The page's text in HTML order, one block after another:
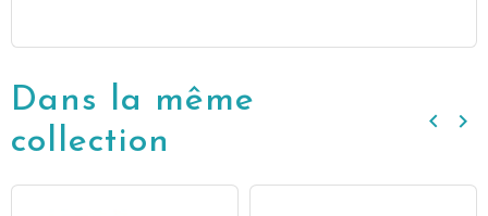
Dans la même
collection
keyboard_arrow_left keyboard_arrow_right